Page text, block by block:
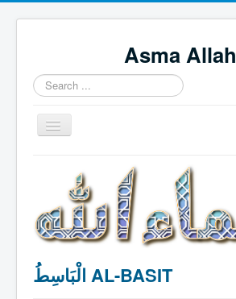
Asma Allah
Search
...
Toggle
Navigation
Intro Videos
Français
中国人
Español
الْبَاسِطُ AL-BASIT